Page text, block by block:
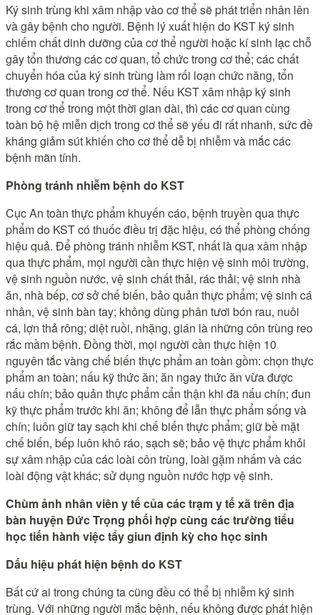
Ký sinh trùng khi xâm nhập vào cơ thể sẽ phát triển nhân lên
và gây bệnh cho người. Bệnh lý xuất hiện do KST ký sinh
chiếm chất dinh dưỡng của cơ thể người hoặc kí sinh lạc chỗ
gây tổn thương các cơ quan, tổ chức trong cơ thể; các chất
chuyển hóa của ký sinh trùng làm rối loạn chức năng, tổn
thương cơ quan trong cơ thể. Nếu KST xâm nhập ký sinh
trong cơ thể trong một thời gian dài, thì các cơ quan cùng
toàn bộ hệ miễn dịch trong cơ thể sẽ yếu đi rất nhanh, sức đề
kháng giảm sút khiến cho cơ thể dễ bị nhiễm và mắc các
bệnh mãn tính.
Phòng tránh nhiễm bệnh do KST
Cục An toàn thực phẩm khuyến cáo, bệnh truyền qua thực
phẩm do KST có thuốc điều trị đặc hiệu, có thể phòng chống
hiệu quả. Để phòng tránh nhiễm KST, nhất là qua xâm nhập
qua thực phẩm, mọi người cần thực hiện vệ sinh môi trường,
vệ sinh nguồn nước, vệ sinh chất thải, rác thải; vệ sinh nhà
ăn, nhà bếp, cơ sở chế biến, bảo quản thực phẩm; vệ sinh cá
nhân, vệ sinh bàn tay; không dùng phân tươi bón rau, nuôi
cá, lợn thả rông; diệt ruồi, nhặng, gián là những côn trùng reo
rắc mầm bệnh. Đồng thời, mọi người cần thực hiện 10
nguyên tắc vàng chế biến thực phẩm an toàn gồm: chọn thực
phẩm an toàn; nấu kỹ thức ăn; ăn ngay thức ăn vừa được
nấu chín; bảo quản thực phẩm cẩn thận khi đã nấu chín; đun
kỹ thực phẩm trước khi ăn; không để lẫn thực phẩm sống và
chín; luôn giữ tay sạch khi chế biến thực phẩm; giữ bề mặt
chế biến, bếp luôn khô ráo, sạch sẽ; bảo vệ thực phẩm khỏi
sự xâm nhập của các loài côn trùng, loài gặm nhấm và các
loài động vật khác; sử dụng nguồn nước hợp vệ sinh.
Chùm ảnh nhân viên y tế của các trạm y tế xã trên địa
bàn huyện Đức Trọng phối hợp cùng các trường tiểu
học tiến hành việc tẩy giun định kỳ cho học sinh
Dấu hiệu phát hiện bệnh do KST
Bất cứ ai trong chúng ta cũng đều có thể bị nhiễm ký sinh
trùng. Với những người mắc bệnh, nếu không được phát hiện